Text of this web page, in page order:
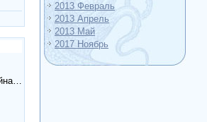
2013 Февраль
2013 Апрель
2013 Май
2017 Ноябрь